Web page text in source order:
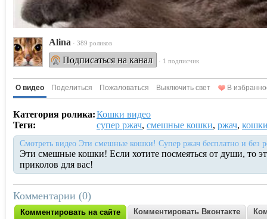
Alina · 389 роликов
Подписаться на канал · 1 подписчик
О видео Поделиться Пожаловаться Выключить свет В
Категория ролика:Кошки видео
Теги:
супер ржач, смешные кошки, ржач,
Смотреть видео Эти смешные кошки! Супер ржач бесплатно и без
Эти смешные кошки! Если хотите посмеяться от души, то
приколов для вас!
Комментарии (0)
Комментировать на сайте Комментировать Вконтакте